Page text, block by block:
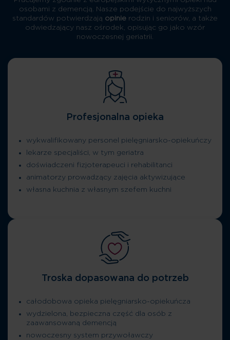
osobami z demencją. Nasze podejście do najwyższych
standardów potwierdzają opinie rodzin i seniorów, a także
odwiedzający nasz ośrodek, opisując go jako wzór
nowoczesnej geriatrii.
Profesjonalna opieka
wykwalifikowany personel pielęgniarsko-opiekuńczy
lekarze specjaliści, w tym geriatra
doświadczeni fizjoterapeuci i rehabilitanci
animatorzy prowadzący zajęcia aktywizujące
własna kuchnia z własnym szefem kuchni
Troska dopasowana do potrzeb
całodobowa opieka pielęgniarsko-opiekuńcza
wydzielona, bezpieczna część dla osób z
zaawansowaną demencją
nowoczesny system przywoławczy